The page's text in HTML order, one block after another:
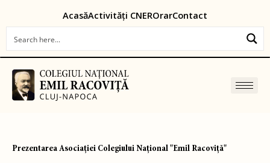
content
AcasăActivități CNEROrarContact
Prezentarea Asociației Colegiului Național "Emil Racoviță"